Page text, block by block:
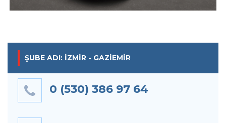
ŞUBE ADI: İZMIR - GAZIEMIR
0 (530) 386 97 64